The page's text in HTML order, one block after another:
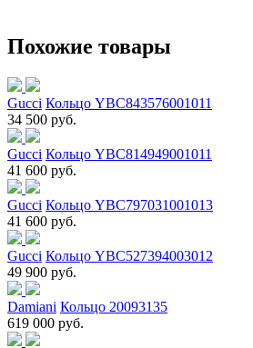
Похожие товары
Gucci Кольцо YBC843576001011
34 500 руб.
Gucci Кольцо YBC814949001011
41 600 руб.
Gucci Кольцо YBC797031001013
41 600 руб.
Gucci Кольцо YBC527394003012
49 900 руб.
Damiani Кольцо 20093135
619 000 руб.